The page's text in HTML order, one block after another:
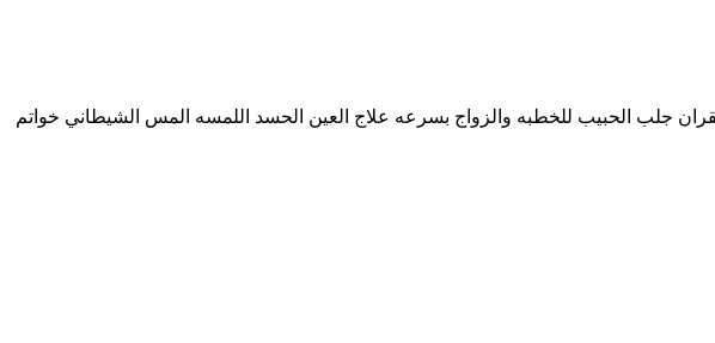
روحاني لعلاج السحر بالقران جلب الحبيب للخطبه والزواج بسرعه علاج العين الحسد اللمسه المس الشيطاني خواتم